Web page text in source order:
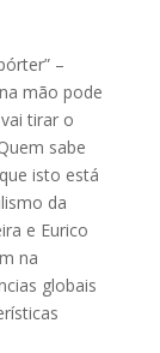
–
mão pode
tirar o
sabe
isto está
da
e Eurico
na
globais